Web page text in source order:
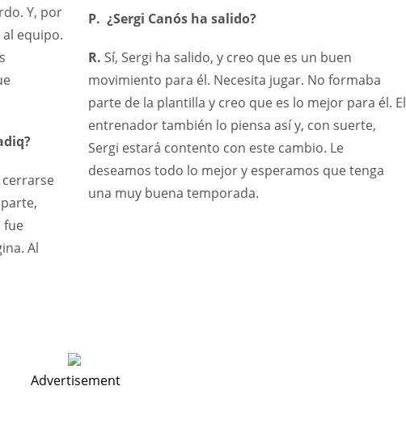
Y, por
equipo.
cerrarse
fue
Al
P. ¿Sergi Canós ha salido?
R. Sí, Sergi ha salido, y creo que es un buen
movimiento para él. Necesita jugar. No formaba
parte de la plantilla y creo que es lo mejor para él. El
entrenador también lo piensa así y, con suerte,
Sergi estará contento con este cambio. Le
deseamos todo lo mejor y esperamos que tenga
una muy buena temporada.
Advertisement